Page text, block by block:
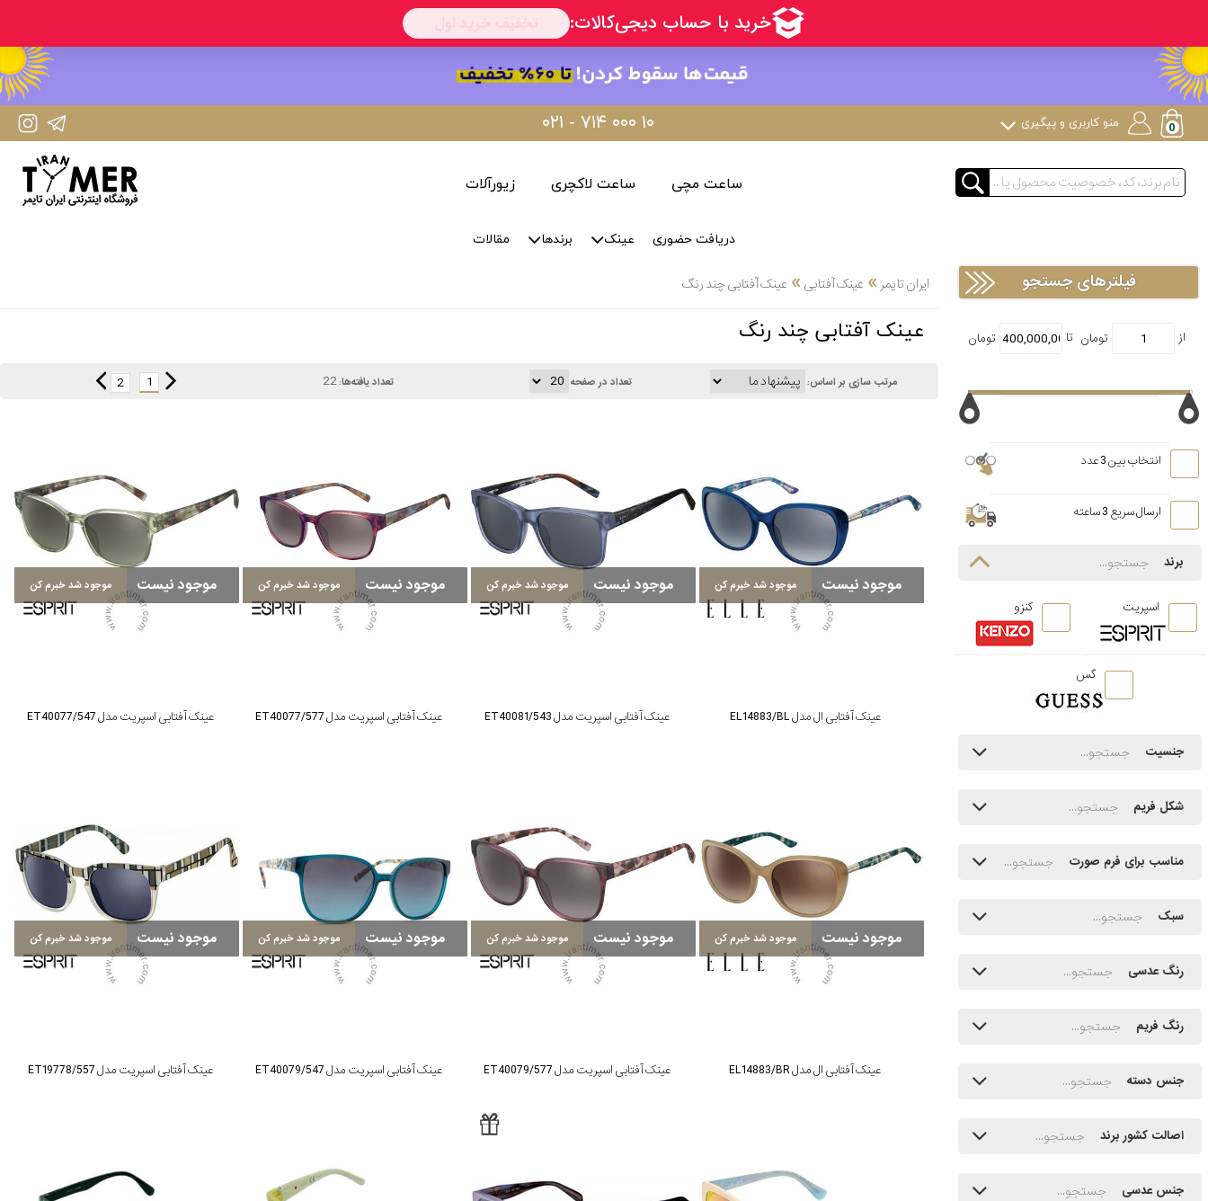
IranTimer Instagram Page ۰۲۱ - ۷۱۴ ۰۰۰ ۱۰ منو کاربری و پیگیری
ساعت مچی ساعت لاکچری زیورآلات
دریافت حضوری عینک برندها مقالات
ایران تایمر » عینک آفتابی» عینک آفتابی چند رنگ
عینک آفتابی چند رنگ
مرتب سازی بر اساس: تعداد در صفحه تعداد یافته‌ها:22
1
2
موجود نیست موجود شد خبرم کن
عینک آفتابی ال مدل EL14883/BL
موجود نیست موجود شد خبرم کن
عینک آفتابی اسپریت مدل ET40081/543
موجود نیست موجود شد خبرم کن
عینک آفتابی اسپریت مدل ET40077/577
موجود نیست موجود شد خبرم کن
عینک آفتابی اسپریت مدل ET40077/547
موجود نیست موجود شد خبرم کن
عینک آفتابی ال مدل EL14883/BR
موجود نیست موجود شد خبرم کن
عینک آفتابی اسپریت مدل ET40079/577
موجود نیست موجود شد خبرم کن
عینک آفتابی اسپریت مدل ET40079/547
موجود نیست موجود شد خبرم کن
عینک آفتابی اسپریت مدل ET19778/557
فیلترهای جستجو
انتخاب بین 3 عدد
ارسال سریع 3 ساعته
برند
اسپریت کنزو
گس
جنسیت
شکل فریم
مناسب برای فرم صورت
سبک
رنگ عدسی
رنگ فریم
جنس دسته
اصالت کشور برند
جنس عدسی